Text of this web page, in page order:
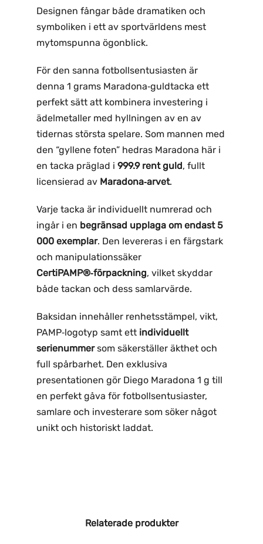
Designen fångar både dramatiken och
symboliken i ett av sportvärldens mest
mytomspunna ögonblick.
För den sanna fotbollsentusiasten är
denna 1 grams Maradona‑guldtacka ett
perfekt sätt att kombinera investering i
ädelmetaller med hyllningen av en av
tidernas största spelare. Som mannen med
den “gyllene foten” hedras Maradona här i
en tacka präglad i999.9 rent guld, fullt
licensierad av Maradona‑arvet.
Varje tacka är individuellt numrerad och
ingår i en begränsad upplaga om endast 5
000 exemplar. Den levereras i en färgstark
och manipulationssäker
CertiPAMP®‑förpackning, vilket skyddar
både tackan och dess samlarvärde.
Baksidan innehåller renhetsstämpel, vikt,
PAMP‑logotyp samt ett individuellt
serienummersom säkerställer äkthet och
full spårbarhet. Den exklusiva
presentationen gör Diego Maradona 1 g till
en perfekt gåva för fotbollsentusiaster,
samlare och investerare som söker något
unikt och historiskt laddat.
Relaterade produkter